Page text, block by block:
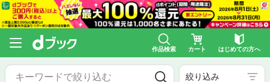
作品検索 カート はじめての方へ
絞り込み